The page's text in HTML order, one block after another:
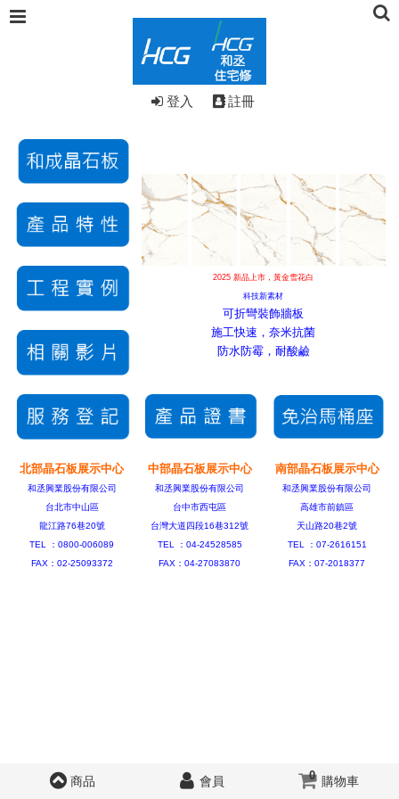
登入 註冊
2025 新品上市，黃金雪花白
科技新素材
可折彎裝飾牆板
施工快速，奈米抗菌
防水防霉，耐酸鹼
北部晶石板展示中心 中部晶石板展示中心 南部晶石板展示中心
和丞興業股份有限公司
台北市中山區
龍江路76巷20號
TEL ：0800-006089
FAX：02-25093372
和丞興業股份有限公司
台中市西屯區
台灣大道四段16巷312號
TEL ：04-24528585
FAX：04-27083870
和丞興業股份有限公司
高雄市前鎮區
天山路20巷2號
TEL ：07-2616151
FAX：07-2018377
商品 會員 0 購物車